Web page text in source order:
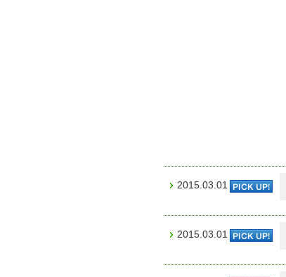
2015.03.01
2015.03.01